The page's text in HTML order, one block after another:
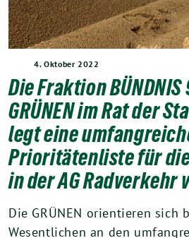
4. Oktober 2022
Die Fraktion BÜNDNIS
GRÜNEN im Rat der
legt eine
Prioritätenliste für
in der AG Radverkehr
Die GRÜNEN orientieren sich
Wesentlichen an den